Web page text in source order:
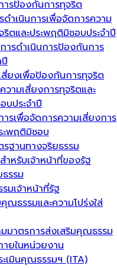
รป้องกันการทุจริต
ดำเนินการเพื่อจัดการความ
ริตและประพฤติมิชอบประจำปี
ารดำเนินการป้องกันการ
ปี
สี่ยงเพื่อป้องกันการทุจริต
วามเสี่ยงการทุจริตและ
บประจำปี
ารเพื่อจัดการความเสี่ยงการ
ะพฤติมิชอบ
รฐานทางจริยธรรม
ำหรับเจ้าหน้าที่ของรัฐ
รรม
มเจ้าหน้าที่รัฐ
ณธรรมและความโปร่งใส่
มาตรการส่งเสริมคุณธรรม
ายในหน่วยงาน
เมินคุณธรรมฯ (ITA)